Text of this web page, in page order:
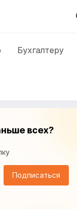
Бухгалтеру
всех?
Подписаться